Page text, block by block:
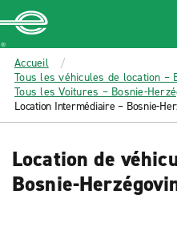
MAIN
CONTENT
Enterprise
Accueil
Tous les véhicules de location –
Tous les Voitures – Bosnie-
Location Intermédiaire – Bosnie-
Location de
Bosnie-